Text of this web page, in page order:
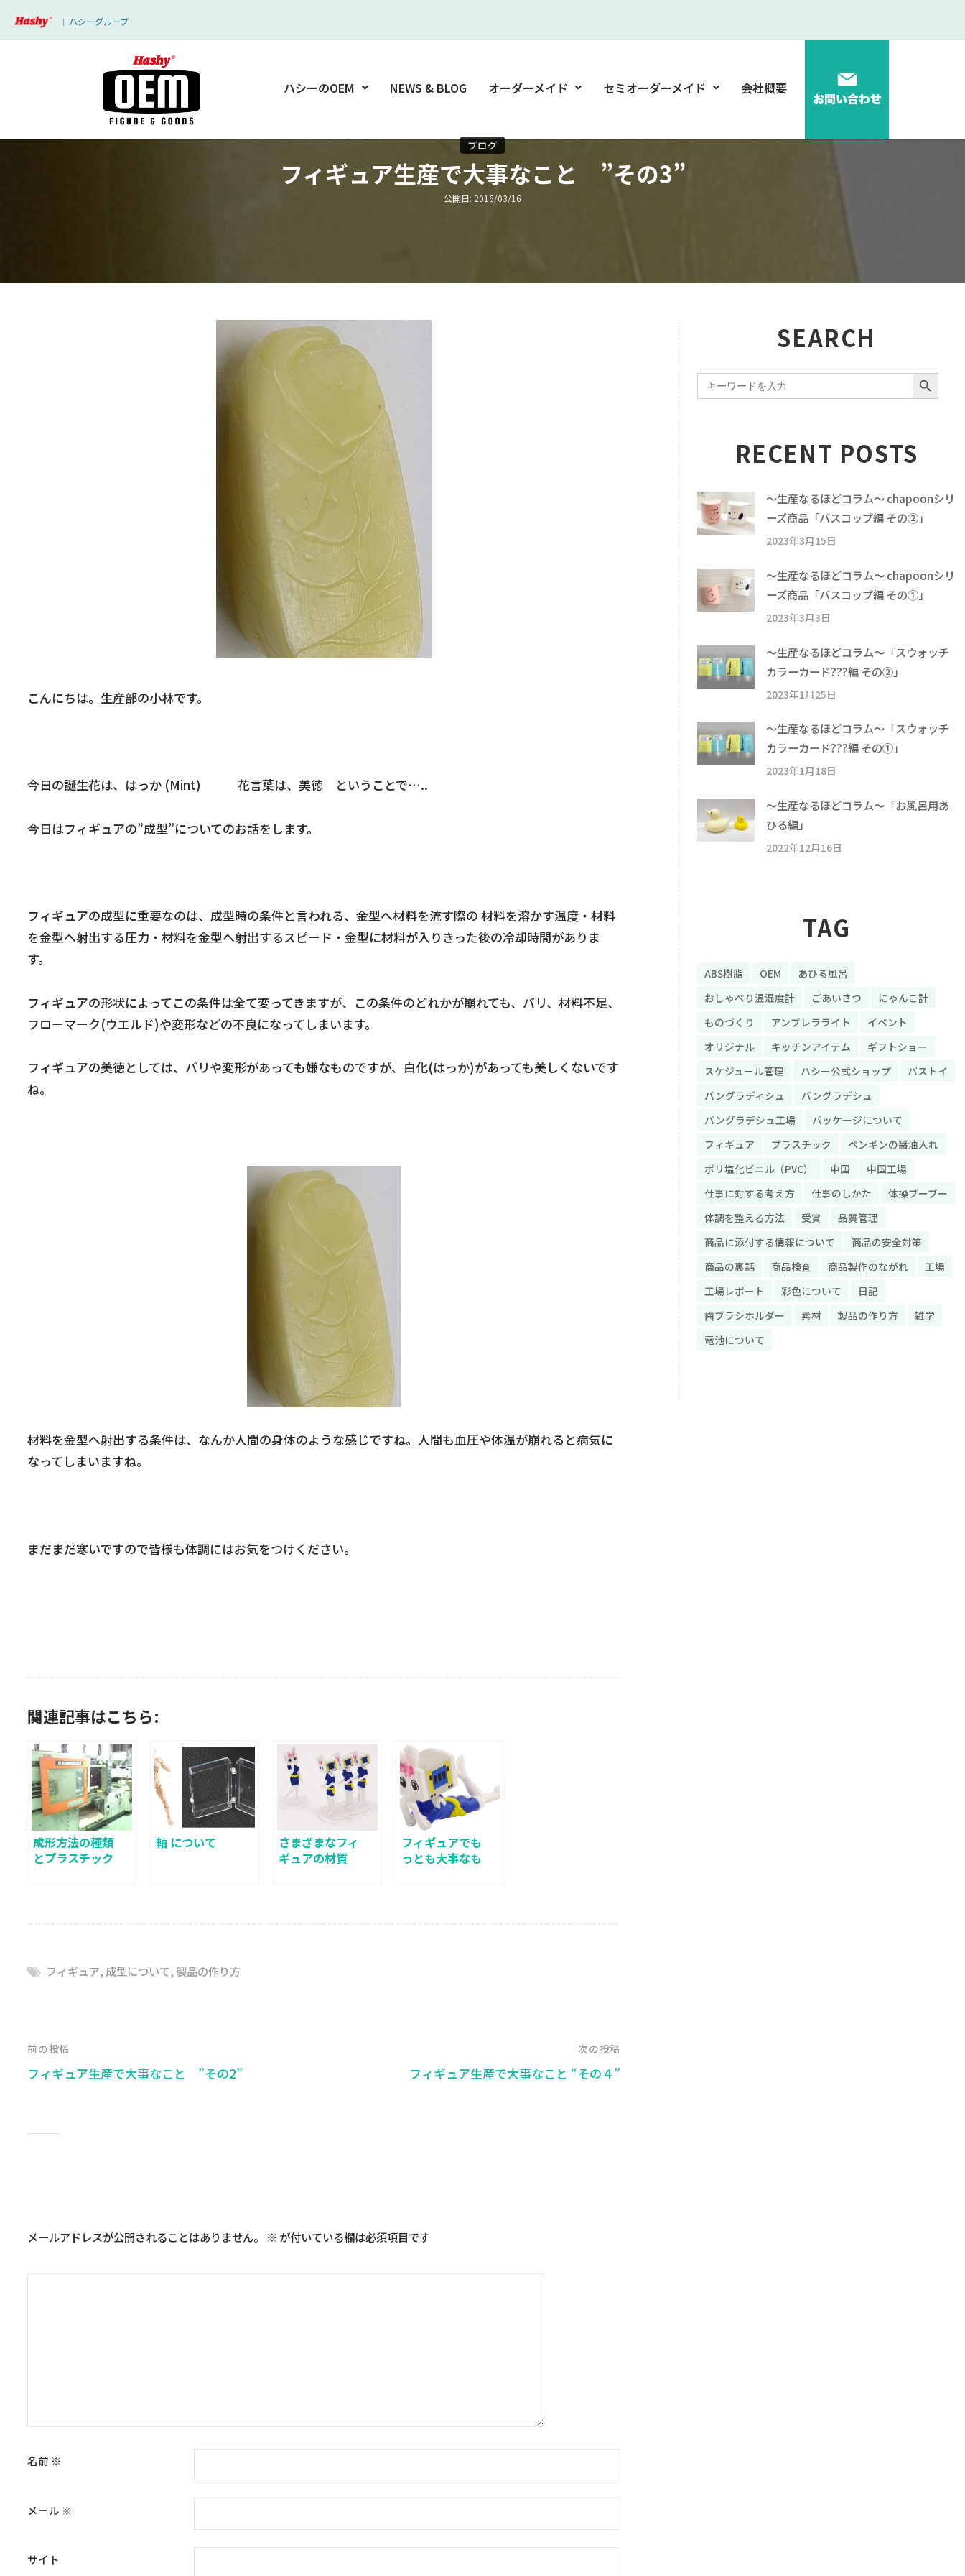
｜ ハシーグループ
ハシーのOEM NEWS & BLOG オーダーメイド セミオーダーメイド 会社概要
ブログ
フィギュア生産で大事なこと ”その3”
公開日: 2016/03/16
こんにちは。生産部の小林です。
今日の誕生花は、はっか (Mint) 花言葉は、美徳 ということで…..
今日はフィギュアの”成型”についてのお話をします。
フィギュアの成型に重要なのは、成型時の条件と言われる、金型へ材料を流す際の 材料を溶かす温度・材料
を金型へ射出する圧力・材料を金型へ射出するスピード・金型に材料が入りきった後の冷却時間がありま
す。
フィギュアの形状によってこの条件は全て変ってきますが、この条件のどれかが崩れても、バリ、材料不足、
フローマーク(ウエルド)や変形などの不良になってしまいます。
フィギュアの美徳としては、バリや変形があっても嫌なものですが、白化(はっか)があっても美しくないです
ね。
材料を金型へ射出する条件は、なんか人間の身体のような感じですね。人間も血圧や体温が崩れると病気に
なってしまいますね。
まだまだ寒いですので皆様も体調にはお気をつけください。
関連記事はこちら:
成形方法の種類
とプラスチック
軸 について
さまざまなフィ
ギュアの材質
フィギュアでも
っとも大事なも
フィギュア, 成型について, 製品の作り方
前の投稿
フィギュア生産で大事なこと ”その2”
次の投稿
フィギュア生産で大事なこと “その４”
メールアドレスが公開されることはありません。 ※ が付いている欄は必須項目です
名前 ※
メール ※
サイト
SEARCH
Search
for:
SEARCH BUTTON
RECENT POSTS
〜生産なるほどコラム〜 chapoonシリ
ーズ商品「バスコップ編 その②」
2023年3月15日
〜生産なるほどコラム〜 chapoonシリ
ーズ商品「バスコップ編 その①」
2023年3月3日
〜生産なるほどコラム〜「スウォッチ
カラーカード???編 その②」
2023年1月25日
〜生産なるほどコラム〜「スウォッチ
カラーカード???編 その①」
2023年1月18日
〜生産なるほどコラム〜「お風呂用あ
ひる編」
2022年12月16日
TAG
ABS樹脂 OEM
あひる風呂
おしゃべり温湿度計
ごあいさつ
にゃんこ計
ものづくり
アンブレラライト
イベント
オリジナル
キッチンアイテム
ギフトショー
スケジュール管理
ハシー公式ショップ
バストイ
バングラディシュ
バングラデシュ
バングラデシュ工場
パッケージについて
フィギュア
プラスチック
ペンギンの醤油入れ
ポリ塩化ビニル（PVC）
中国
中国工場
仕事に対する考え方
仕事のしかた
体操ブーブー
体調を整える方法
受賞
品質管理
商品に添付する情報について
商品の安全対策
商品の裏話
商品検査 商品製作のながれ
工場
工場レポート
彩色について
日記
歯ブラシホルダー
素材 製品の作り方
雑学
電池について